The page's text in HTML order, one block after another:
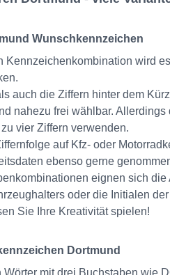
Wunschkennzeichen
Kennzeichenkombination wird
auch die Ziffern hinter dem
nahezu frei wählbar. Allerdings
vier Ziffern verwenden.
auf Kfz- oder
ebenso gerne
eignen sich
oder die Initialen
Sie Ihre Kreativität spielen!
Dortmund